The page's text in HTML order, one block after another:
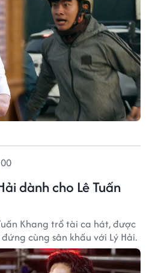
dành cho Lê Tuấn
Khang trổ tài ca hát, được
cùng sân khấu với Lý Hải.